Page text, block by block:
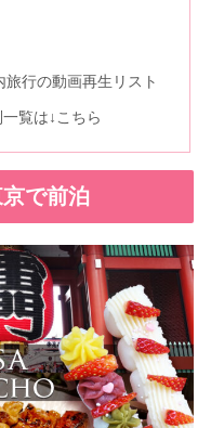
行の動画再生リスト
覧は↓こちら
で前泊